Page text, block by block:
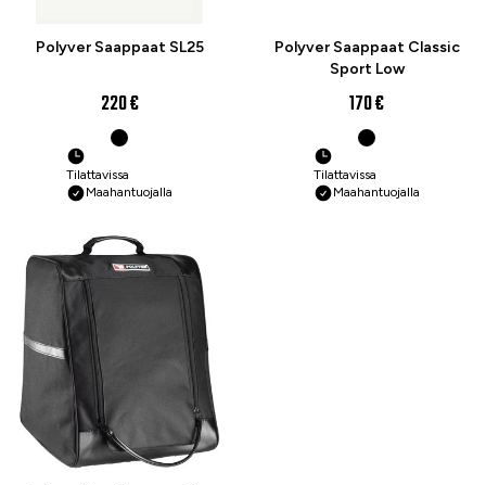
Polyver Saappaat SL25
220 €
Tilattavissa
Maahantuojalla
Polyver Saappaat Classic
Sport Low
170 €
Tilattavissa
Maahantuojalla